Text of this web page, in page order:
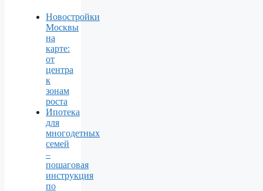
Новостройки
Москвы
на
карте:
от
центра
к
зонам
роста
Ипотека
для
многодетных
семей
–
пошаговая
инструкция
по